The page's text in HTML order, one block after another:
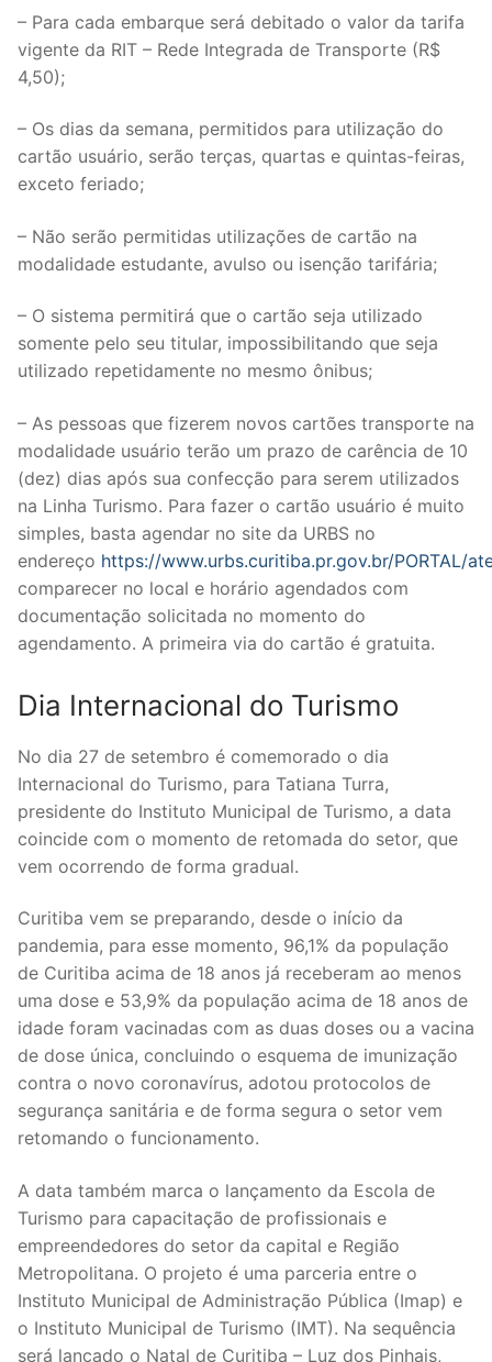
– Para cada embarque será debitado o valor da tarifa
vigente da RIT – Rede Integrada de Transporte (R$
4,50);
– Os dias da semana, permitidos para utilização do
cartão usuário, serão terças, quartas e quintas-feiras,
exceto feriado;
– Não serão permitidas utilizações de cartão na
modalidade estudante, avulso ou isenção tarifária;
– O sistema permitirá que o cartão seja utilizado
somente pelo seu titular, impossibilitando que seja
utilizado repetidamente no mesmo ônibus;
– As pessoas que fizerem novos cartões transporte na
modalidade usuário terão um prazo de carência de 10
(dez) dias após sua confecção para serem utilizados
na Linha Turismo. Para fazer o cartão usuário é muito
simples, basta agendar no site da URBS no
endereço https://www.urbs.curitiba.pr.gov.br/PORTAL/
comparecer no local e horário agendados com
documentação solicitada no momento do
agendamento. A primeira via do cartão é gratuita.
Dia Internacional do Turismo
No dia 27 de setembro é comemorado o dia
Internacional do Turismo, para Tatiana Turra,
presidente do Instituto Municipal de Turismo, a data
coincide com o momento de retomada do setor, que
vem ocorrendo de forma gradual.
Curitiba vem se preparando, desde o início da
pandemia, para esse momento, 96,1% da população
de Curitiba acima de 18 anos já receberam ao menos
uma dose e 53,9% da população acima de 18 anos de
idade foram vacinadas com as duas doses ou a vacina
de dose única, concluindo o esquema de imunização
contra o novo coronavírus, adotou protocolos de
segurança sanitária e de forma segura o setor vem
retomando o funcionamento.
A data também marca o lançamento da Escola de
Turismo para capacitação de profissionais e
empreendedores do setor da capital e Região
Metropolitana. O projeto é uma parceria entre o
Instituto Municipal de Administração Pública (Imap) e
o Instituto Municipal de Turismo (IMT). Na sequência
será lançado o Natal de Curitiba – Luz dos Pinhais,